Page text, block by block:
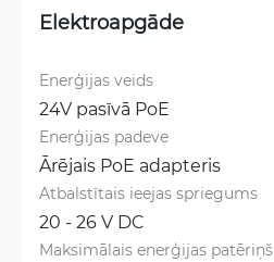
Elektroapgāde
Enerģijas veids
24V pasīvā PoE
Enerģijas padeve
Ārējais PoE adapteris
Atbalstītais ieejas spriegums
20 - 26 V DC
Maksimālais enerģijas patēriņš